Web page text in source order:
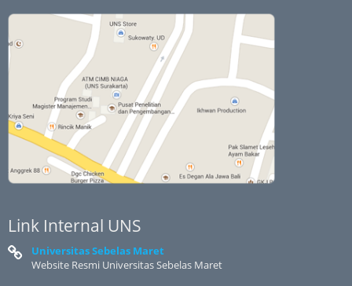
Link Internal UNS
Universitas Sebelas Maret
Website Resmi Universitas Sebelas Maret